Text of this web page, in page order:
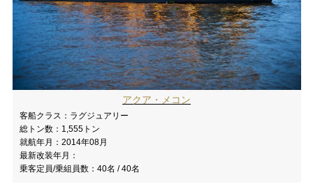
アクア・メコン
客船クラス： ラグジュアリー
総トン数： 1,555トン
就航年月： 2014年08月
最新改装年月：
乗客定員/乗組員数： 40名 / 40名